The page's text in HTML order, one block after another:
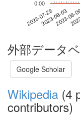
2023-07-282023-08-03
2023-08-
0.00
外部データ
Google Scholar
Wikipedia (4
contributors)